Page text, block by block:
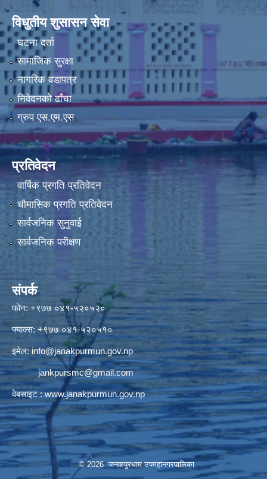
विधुतीय शुसासन सेवा
घटना दर्ता
सामाजिक सुरक्षा
नागरिक वडापत्र
निवेदनको ढाँचा
ग्रुप एस.एम.एस
प्रतिवेदन
वार्षिक प्रगति प्रतिवेदन
चौमासिक प्रगति प्रतिवेदन
सार्वजनिक सुनुवाई
सार्वजनिक परीक्षण
संपर्क
फोन: +९७७ ०४१-५२०५२०
फ्याक्स: +९७७ ०४१-५२०५१०
इमेल:info@janakpurmun.gov.np
jankpursmc@gmail.com
वेबसाइट :www.janakpurmun.gov.np
© 2026 जनकपुरधाम उपमहानगरपालिका